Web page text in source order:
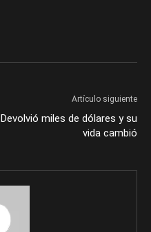
Artículo siguiente
Devolvió miles de dólares y su
vida cambió